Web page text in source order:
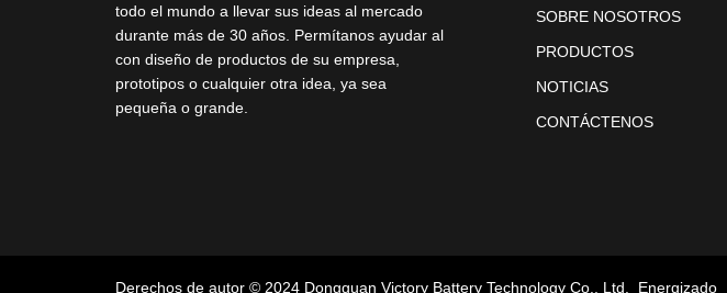
todo el mundo a llevar sus ideas al mercado
durante más de 30 años. Permítanos ayudar al
con diseño de productos de su empresa,
prototipos o cualquier otra idea, ya sea
pequeña o grande.
SOBRE NOSOTROS
PRODUCTOS
NOTICIAS
CONTÁCTENOS
Derechos de autor © 2024 Dongguan Victory Battery Technology Co., Ltd. Energizado